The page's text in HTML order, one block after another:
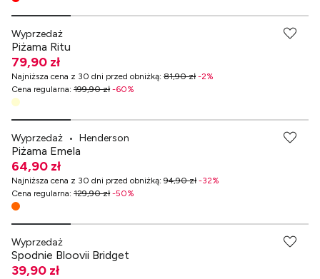
Wyprzedaż
Piżama Ritu
79,90 zł
Najniższa cena z 30 dni przed obniżką: 81,90 zł -2%
Cena regularna: 199,90 zł -60%
Wyprzedaż • Henderson
Piżama Emela
64,90 zł
Najniższa cena z 30 dni przed obniżką: 94,90 zł -32%
Cena regularna: 129,90 zł -50%
Wyprzedaż
Spodnie Bloovii Bridget
39,90 zł